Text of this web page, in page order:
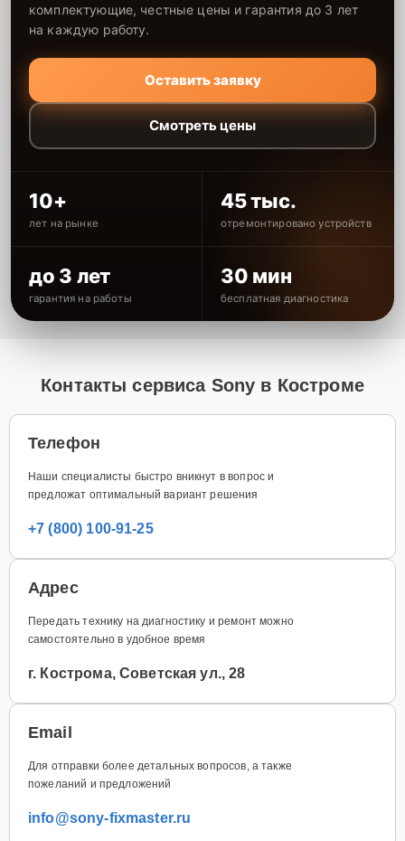
комплектующие, честные цены и гарантия до 3 лет
на каждую работу.
Оставить заявку
Смотреть цены
10+
лет на рынке
45 тыс.
отремонтировано устройств
до 3 лет
гарантия на работы
30 мин
бесплатная диагностика
Контакты сервиса Sony в Костроме
Телефон
Наши специалисты быстро вникнут в вопрос и
предложат оптимальный вариант решения
+7 (800) 100-91-25
Адрес
Передать технику на диагностику и ремонт можно
самостоятельно в удобное время
г. Кострома, Советская ул., 28
Email
Для отправки более детальных вопросов, а также
пожеланий и предложений
info@sony-fixmaster.ru